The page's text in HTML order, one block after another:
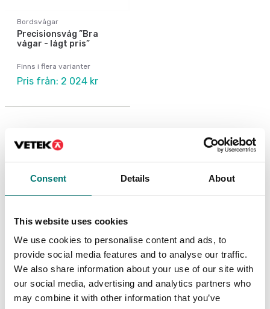
Consent Details About
This website uses cookies
We use cookies to personalise content and ads, to
provide social media features and to analyse our traffic.
We also share information about your use of our site with
our social media, advertising and analytics partners who
may combine it with other information that you’ve
Bordsvågar
Precisionsvåg ”Bra
vågar - lågt pris”
Finns i flera varianter
Pris från: 2 024 kr
Andra köpte även
Populär